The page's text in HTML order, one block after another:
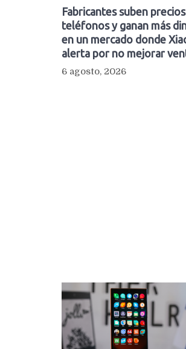
Fabricantes suben
teléfonos y ganan más
en un mercado donde
alerta por no mejorar
6 agosto, 2026